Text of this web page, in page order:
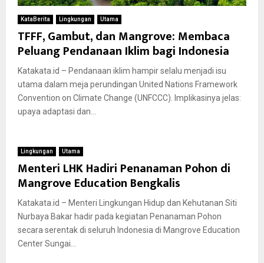
KataBerita Lingkungan Utama
TFFF, Gambut, dan Mangrove: Membaca
Peluang Pendanaan Iklim bagi Indonesia
Katakata.id – Pendanaan iklim hampir selalu menjadi isu
utama dalam meja perundingan United Nations Framework
Convention on Climate Change (UNFCCC). Implikasinya jelas:
upaya adaptasi dan...
Lingkungan Utama
Menteri LHK Hadiri Penanaman Pohon di
Mangrove Education Bengkalis
Katakata.id – Menteri Lingkungan Hidup dan Kehutanan Siti
Nurbaya Bakar hadir pada kegiatan Penanaman Pohon
secara serentak di seluruh Indonesia di Mangrove Education
Center Sungai...